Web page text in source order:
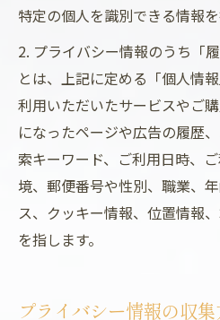
特定の個人を識別できる情報を
2. プライバシー情報のうち「
とは、上記に定める「個人情
利用いただいたサービスやご
になったページや広告の履歴
索キーワード、ご利用日時、
境、郵便番号や性別、職業、
ス、クッキー情報、位置情報
を指します。
プライバシー情報の収